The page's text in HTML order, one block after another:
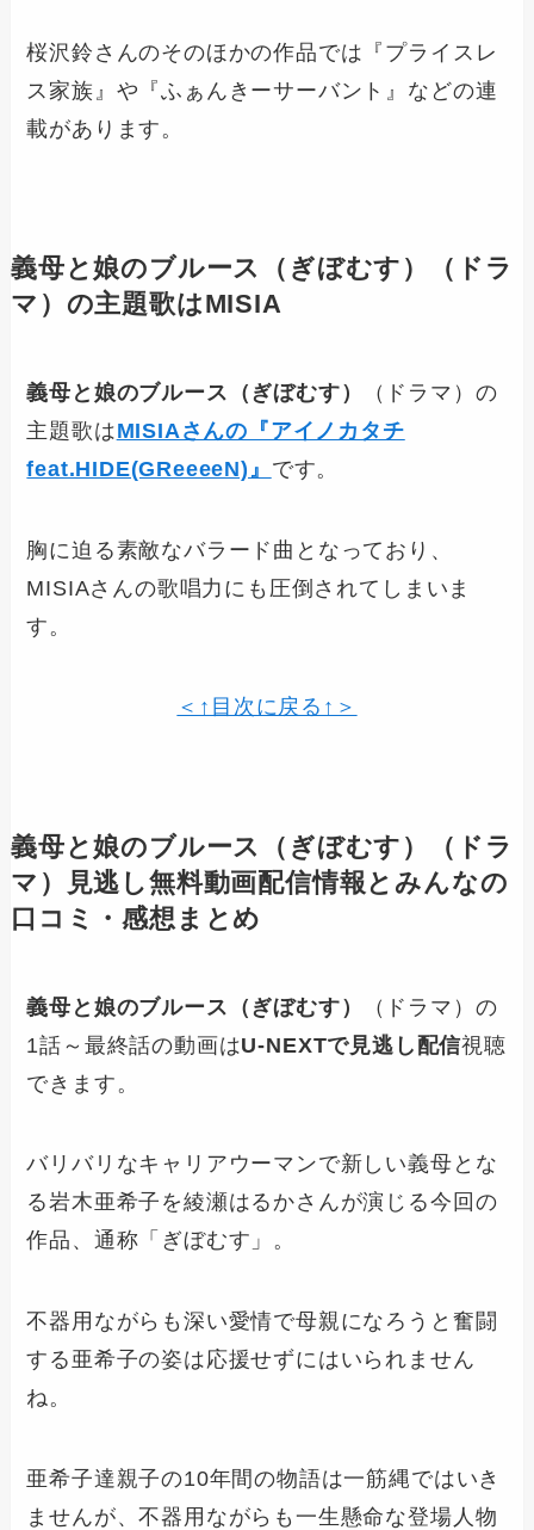
桜沢鈴さんのそのほかの作品では『プライスレ
ス家族』や『ふぁんきーサーバント』などの連
載があります。
義母と娘のブルース（ぎぼむす）
（ドラ
マ）の主題歌はMISIA
義母と娘のブルース（ぎぼむす）
（ドラマ）の
主題歌はMISIAさんの『アイノカタチ
feat.HIDE(GReeeeN)』 です。
胸に迫る素敵なバラード曲となっており、
MISIAさんの歌唱力にも圧倒されてしまいま
す。
＜↑目次に戻る↑＞
義母と娘のブルース（ぎぼむす）
（ドラ
マ）見逃し無料動画配信情報とみんなの
口コミ・感想まとめ
義母と娘のブルース（ぎぼむす）
（ドラマ）の
1話～最終話の動画はU-NEXTで見逃し配信視聴
できます。
バリバリなキャリアウーマンで新しい義母とな
る岩木亜希子を綾瀬はるかさんが演じる今回の
作品、通称「ぎぼむす」。
不器用ながらも深い愛情で母親になろうと奮闘
する亜希子の姿は応援せずにはいられません
ね。
亜希子達親子の10年間の物語は一筋縄ではいき
ませんが、不器用ながらも一生懸命な登場人物